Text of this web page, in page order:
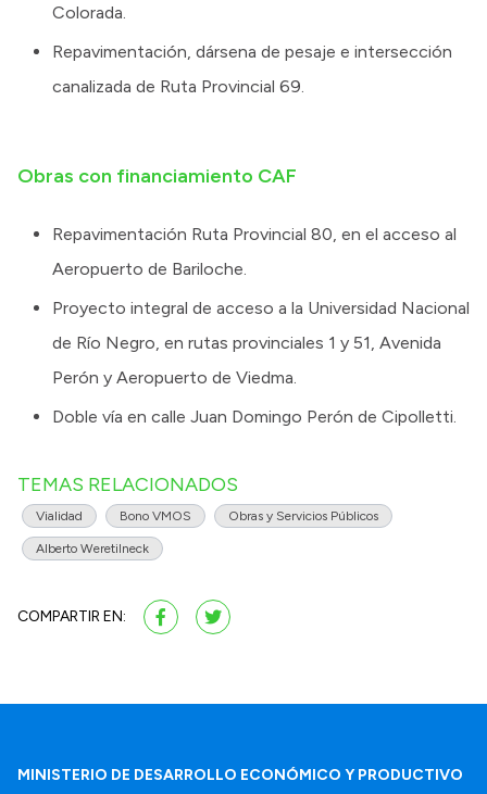
Colorada.
Repavimentación, dársena de pesaje e intersección
canalizada de Ruta Provincial 69.
Obras con financiamiento CAF
Repavimentación Ruta Provincial 80, en el acceso al
Aeropuerto de Bariloche.
Proyecto integral de acceso a la Universidad Nacional
de Río Negro, en rutas provinciales 1 y 51, Avenida
Perón y Aeropuerto de Viedma.
Doble vía en calle Juan Domingo Perón de Cipolletti.
TEMAS RELACIONADOS
Vialidad Bono VMOS Obras y Servicios Públicos
Alberto Weretilneck
COMPARTIR EN:
MINISTERIO DE DESARROLLO ECONÓMICO Y PRODUCTIVO